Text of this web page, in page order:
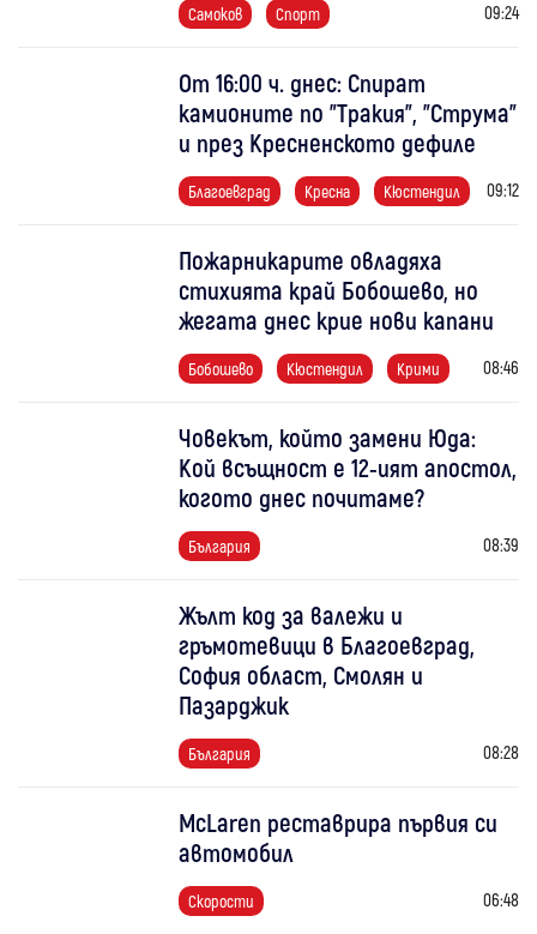
Самоков Спорт 09:24
От 16:00 ч. днес: Спират
камионите по "Тракия", "Струма"
и през Кресненското дефиле
Благоевград Кресна Кюстендил 09:12
Пожарникарите овладяха
стихията край Бобошево, но
жегата днес крие нови капани
Бобошево Кюстендил Крими 08:46
Човекът, който замени Юда:
Кой всъщност е 12-ият апостол,
когото днес почитаме?
България 08:39
Жълт код за валежи и
гръмотевици в Благоевград,
София област, Смолян и
Пазарджик
България 08:28
McLaren реставрира първия си
автомобил
Скорости 06:48